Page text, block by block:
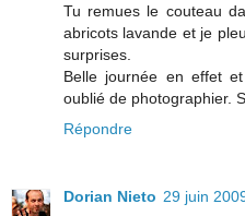
Tu remues le couteau
abricots lavande et je
surprises.
Belle journée en effet
oublié de photographier.
Répondre
Dorian Nieto 29 juin